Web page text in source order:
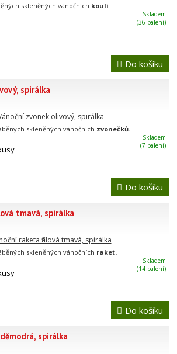
skleněných vánočních koulí
Skladem
(36 balení)
Do košíku
spirálka
skleněných vánočních zvonečků.
Skladem
(7 balení)
Do košíku
tmavá, spirálka
skleněných vánočních raket.
Skladem
(14 balení)
Do košíku
spirálka